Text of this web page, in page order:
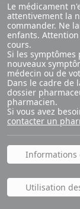
Le médicament
attentivement la
commander. Ne
enfants.
cours.
Si les
nouveaux
médecin ou de
Dans le cadre de
dossier
pharmacien.
Si vous avez
contacter un
Informations
Utilisation